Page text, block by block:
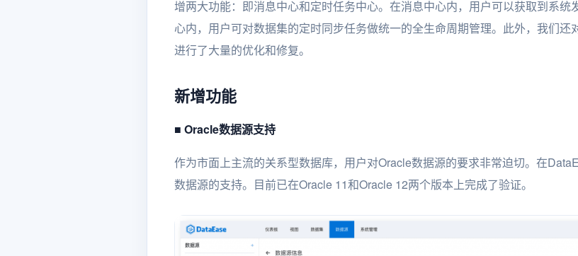
增两大功能：即消息中心和定时任务中心。在消息中心内，用户可以获取到系
心内，用户可对数据集的定时同步任务做统一的全生命周期管理。此外，我们
进行了大量的优化和修复。
新增功能
■ Oracle数据源支持
作为市面上主流的关系型数据库，用户对Oracle数据源的要求非常迫切。在
数据源的支持。目前已在Oracle 11和Oracle 12两个版本上完成了验证。